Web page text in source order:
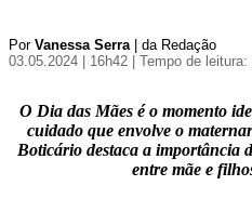
Por Vanessa Serra| da Redação
03.05.2024 | 16h42
| Tempo de
O Dia das Mães é o momento
cuidado que envolve o
Boticário destaca a importância
entre mãe e